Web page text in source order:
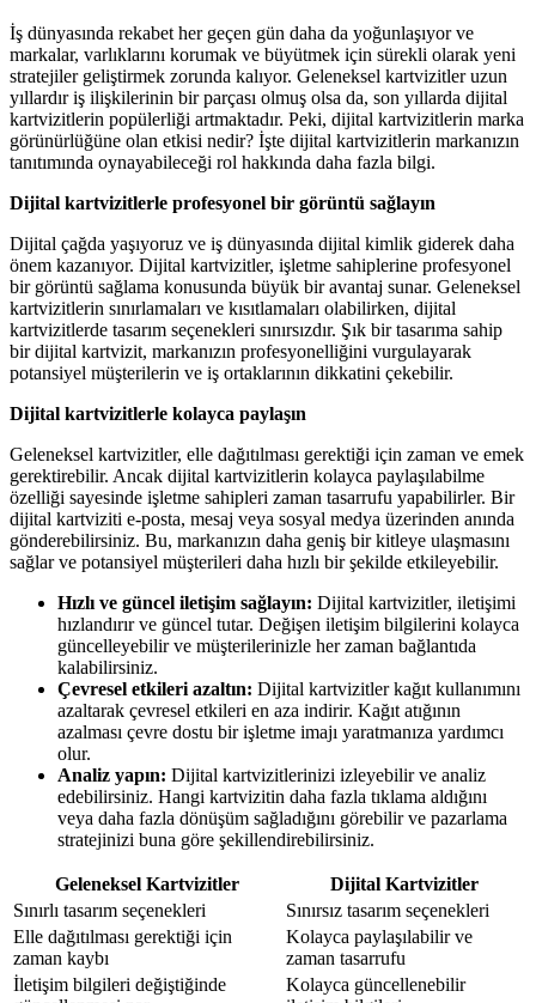
İş dünyasında rekabet her geçen gün daha da yoğunlaşıyor ve
markalar, varlıklarını korumak ve büyütmek için sürekli olarak yeni
stratejiler geliştirmek zorunda kalıyor. Geleneksel kartvizitler uzun
yıllardır iş ilişkilerinin bir parçası olmuş olsa da, son yıllarda dijital
kartvizitlerin popülerliği artmaktadır. Peki, dijital kartvizitlerin marka
görünürlüğüne olan etkisi nedir? İşte dijital kartvizitlerin markanızın
tanıtımında oynayabileceği rol hakkında daha fazla bilgi.
Dijital kartvizitlerle profesyonel bir görüntü sağlayın
Dijital çağda yaşıyoruz ve iş dünyasında dijital kimlik giderek daha
önem kazanıyor. Dijital kartvizitler, işletme sahiplerine profesyonel
bir görüntü sağlama konusunda büyük bir avantaj sunar. Geleneksel
kartvizitlerin sınırlamaları ve kısıtlamaları olabilirken, dijital
kartvizitlerde tasarım seçenekleri sınırsızdır. Şık bir tasarıma sahip
bir dijital kartvizit, markanızın profesyonelliğini vurgulayarak
potansiyel müşterilerin ve iş ortaklarının dikkatini çekebilir.
Dijital kartvizitlerle kolayca paylaşın
Geleneksel kartvizitler, elle dağıtılması gerektiği için zaman ve emek
gerektirebilir. Ancak dijital kartvizitlerin kolayca paylaşılabilme
özelliği sayesinde işletme sahipleri zaman tasarrufu yapabilirler. Bir
dijital kartviziti e-posta, mesaj veya sosyal medya üzerinden anında
gönderebilirsiniz. Bu, markanızın daha geniş bir kitleye ulaşmasını
sağlar ve potansiyel müşterileri daha hızlı bir şekilde etkileyebilir.
Hızlı ve güncel iletişim sağlayın: Dijital kartvizitler, iletişimi
hızlandırır ve güncel tutar. Değişen iletişim bilgilerini kolayca
güncelleyebilir ve müşterilerinizle her zaman bağlantıda
kalabilirsiniz.
Çevresel etkileri azaltın: Dijital kartvizitler kağıt kullanımını
azaltarak çevresel etkileri en aza indirir. Kağıt atığının
azalması çevre dostu bir işletme imajı yaratmanıza yardımcı
olur.
Analiz yapın: Dijital kartvizitlerinizi izleyebilir ve analiz
edebilirsiniz. Hangi kartvizitin daha fazla tıklama aldığını
veya daha fazla dönüşüm sağladığını görebilir ve pazarlama
stratejinizi buna göre şekillendirebilirsiniz.
Geleneksel Kartvizitler
Dijital Kartvizitler
Sınırlı tasarım seçenekleri
Sınırsız tasarım seçenekleri
Elle dağıtılması gerektiği için
zaman kaybı
Kolayca paylaşılabilir ve
zaman tasarrufu
İletişim bilgileri değiştiğinde
Kolayca güncellenebilir